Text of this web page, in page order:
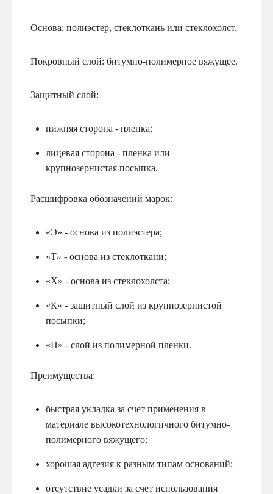
Основа: полиэстер, стеклоткань или стеклохолст.
Покровный слой: битумно-полимерное вяжущее.
Защитный слой:
нижняя сторона - пленка;
лицевая сторона - пленка или
крупнозернистая посыпка.
Расшифровка обозначений марок:
«Э» - основа из полиэстера;
«Т» - основа из стеклоткани;
«Х» - основа из стеклохолста;
«К» - защитный слой из крупнозернистой
посыпки;
«П» - слой из полимерной пленки.
Преимущества:
быстрая укладка за счет применения в
материале высокотехнологичного битумно-
полимерного вяжущего;
хорошая адгезия к разным типам оснований;
отсутствие усадки за счет использования